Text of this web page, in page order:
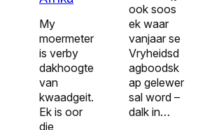
My
moermeter
is verby
dakhoogte
van
kwaadgeit.
Ek is oor
die
ook soos
ek waar
vanjaar se
Vryheidsd
agboodsk
ap gelewer
sal word –
dalk in…